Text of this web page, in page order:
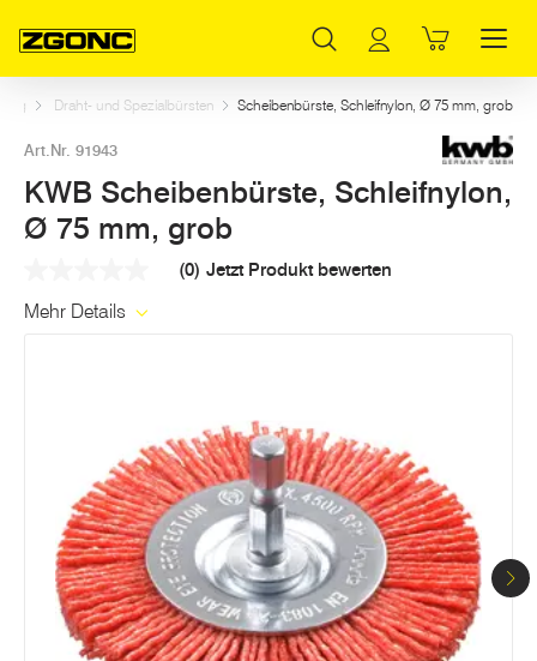
Draht- und Spezialbürsten Scheibenbürste, Schleifnylon, Ø 75 mm, grob
Art.Nr. 91943
KWB Scheibenbürste, Schleifnylon,
Ø 75 mm, grob
Link
(0) Jetzt Produkt bewerten
Mehr Details